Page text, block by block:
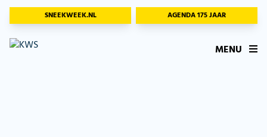
SNEEKWEEK.NL AGENDA 175 JAAR
MENU